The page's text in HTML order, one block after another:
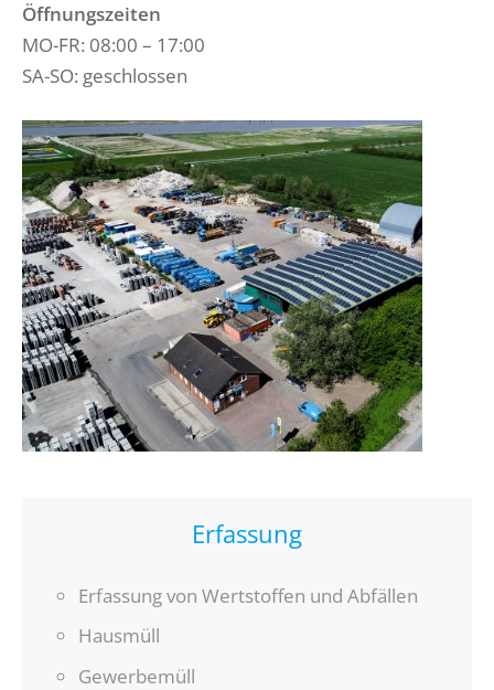
Öffnungszeiten
MO-FR: 08:00 – 17:00
SA-SO: geschlossen
Erfassung
Erfassung von Wertstoffen und Abfällen
Hausmüll
Gewerbemüll